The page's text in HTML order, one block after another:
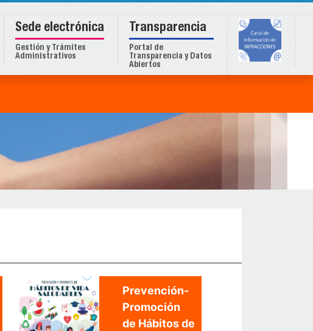
Sede electrónica
Gestión y Trámites
Administrativos
Transparencia
Portal de
Transparencia y Datos
Abiertos
Prevención-
Promoción
de Hábitos de